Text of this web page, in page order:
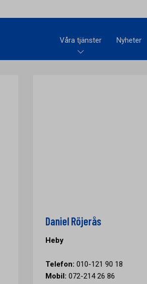
Våra tjänster Nyheter
Daniel Röjerås
Heby
Telefon: 010-121 90 18
Mobil: 072-214 26 86